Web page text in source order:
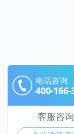
电话咨询
400-166-
客服咨询